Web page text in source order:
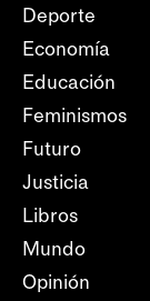
Deporte
Economía
Educación
Feminismos
Futuro
Justicia
Libros
Mundo
Opinión